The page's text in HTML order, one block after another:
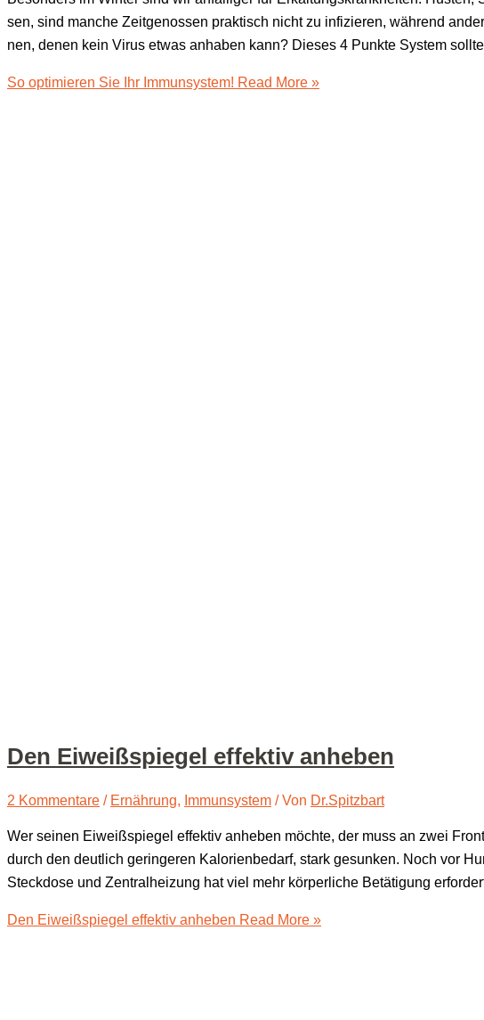
sen, sind man­che Zeit­ge­nos­sen prak­tisch nicht zu infi­zie­ren, wäh­rend
nen, denen kein Virus etwas anha­ben kann? Die­ses 4 Punk­te Sys­tem
So opti­mie­ren Sie Ihr Immunsystem! Read More »
Den Eiweiß­spie­gel effek­tiv anheben
2 Kommentare / Ernährung, Immunsystem / Von Dr.Spitzbart
Wer sei­nen Eiweiß­spie­gel effek­tiv anhe­ben möch­te, der muss an zwei
durch den deut­lich gerin­ge­ren Kalo­rien­be­darf, stark gesun­ken. Noch vor
Steck­do­se und Zen­tral­hei­zung hat viel mehr kör­per­li­che Betä­ti­gung
Den Eiweiß­spie­gel effek­tiv anheben Read More »